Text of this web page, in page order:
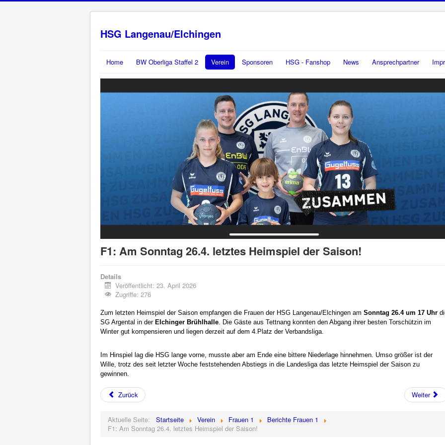
HSG Langenau/Elchingen
Home BW Oberliga Staffel 2 Verein Sponsoren HSG - Fanshop News Ansprechpartner
F1: Am Sonntag 26.4. letztes Heimspiel der Saison!
Details
Veröffentlicht: 23. April 2026
Zugriffe: 276
Zum letzten Heimspiel der Saison empfangen die Frauen der HSG Langenau/Elchingen am Sonntag 26.4 um 17 Uhr
SG Argental in der Elchinger Brühlhalle. Die Gäste aus Tettnang konnten den Abgang ihrer besten Torschützin im
Winter gut kompensieren und liegen derzeit auf dem 4.Platz der Verbandsliga.
Im Hinspiel lag die HSG lange vorne, musste aber am Ende eine bittere Niederlage hinnehmen. Umso größer ist der
Wille, trotz des seit letzter Woche feststehenden Abstiegs in die Landesliga das letzte Heimspiel der Saison zu
gewinnen.
Zurück Weiter
Aktuelle Seite: Startseite Verein Frauen 1
Berichte Frauen 1
F1: Am Sonntag 26.4. letztes Heimspiel der Saison!